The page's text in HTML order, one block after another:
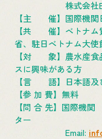
株式会社
【主 催】国際機関
【共 催】ベトナム
省、駐日ベトナム大使
【対 象】農水産食
スに興味がある方
【言 語】日本語及
【参 加 費】無料
【問 合 先】国際機
ター
Email: